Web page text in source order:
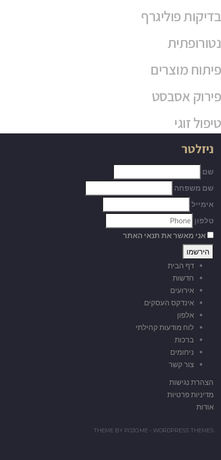
בדיקות פוליגרף
נטורופתית
פיתוח מוצרים
פירוק אסבסט
טיפול זוגי
ניזלטר
שם
שם משפחה
אימייל
טלפון
אני מאשר את תנאי האתר
דף הבית
חדשות
אירועים
אינדקס העסקים
אלפון
לוח מודעות קהילתי
ברכות
ניחומים
צור קשר
הצהרת נגישות
מדיניות פרטיות
אודות
THEME BY POJO.ME - WORDPRESS THEMES